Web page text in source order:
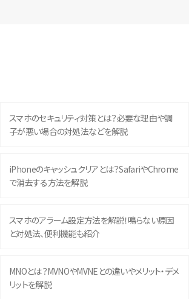
スマホのセキュリティ対策とは？必要な理由や調
子が悪い場合の対処法などを解説
iPhoneのキャッシュクリアとは？SafariやChrome
で消去する方法を解説
スマホのアラーム設定方法を解説！鳴らない原因
と対処法、便利機能も紹介
MNOとは？MVNOやMVNEとの違いやメリット・デメ
リットを解説